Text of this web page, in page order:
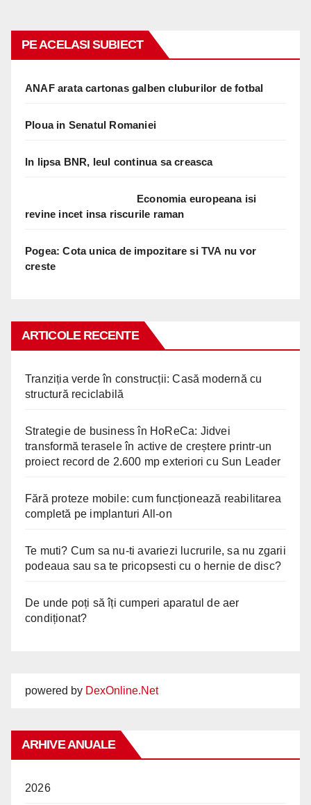
PE ACELASI SUBIECT
ANAF arata cartonas galben cluburilor de fotbal
Ploua in Senatul Romaniei
In lipsa BNR, leul continua sa creasca
Economia europeana isi
revine incet insa riscurile raman
Pogea: Cota unica de impozitare si TVA nu vor
creste
ARTICOLE RECENTE
Tranziția verde în construcții: Casă modernă cu
structură reciclabilă
Strategie de business în HoReCa: Jidvei
transformă terasele în active de creștere printr-un
proiect record de 2.600 mp exteriori cu Sun Leader
Fără proteze mobile: cum funcționează reabilitarea
completă pe implanturi All-on
Te muti? Cum sa nu-ti avariezi lucrurile, sa nu zgarii
podeaua sau sa te pricopsesti cu o hernie de disc?
De unde poți să îți cumperi aparatul de aer
condiționat?
powered by DexOnline.Net
ARHIVE ANUALE
2026